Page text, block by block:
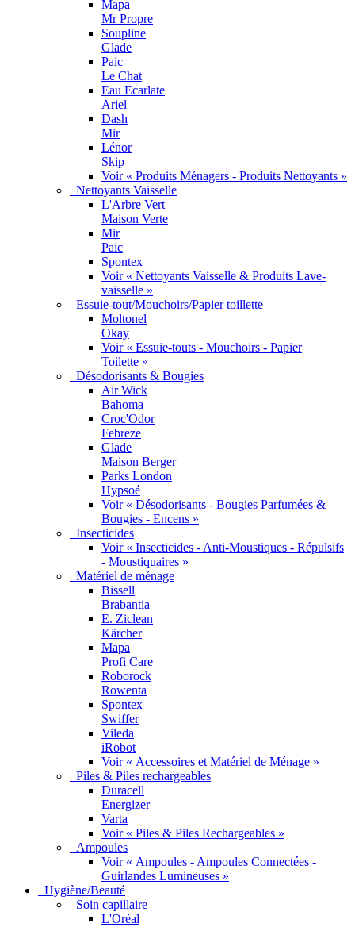
Mapa
Mr Propre
Soupline
Glade
Paic
Le Chat
Eau Ecarlate
Ariel
Dash
Mir
Lénor
Skip
Voir « Produits Ménagers - Produits Nettoyants »
Nettoyants Vaisselle
L'Arbre Vert
Maison Verte
Mir
Paic
Spontex
Voir « Nettoyants Vaisselle & Produits Lave-
vaisselle »
Essuie-tout/Mouchoirs/Papier toillette
Moltonel
Okay
Voir « Essuie-touts - Mouchoirs - Papier
Toilette »
Désodorisants & Bougies
Air Wick
Bahoma
Croc'Odor
Febreze
Glade
Maison Berger
Parks London
Hypsoé
Voir « Désodorisants - Bougies Parfumées &
Bougies - Encens »
Insecticides
Voir « Insecticides - Anti-Moustiques - Répulsifs
- Moustiquaires »
Matériel de ménage
Bissell
Brabantia
E. Ziclean
Kärcher
Mapa
Profi Care
Roborock
Rowenta
Spontex
Swiffer
Vileda
iRobot
Voir « Accessoires et Matériel de Ménage »
Piles & Piles rechargeables
Duracell
Energizer
Varta
Voir « Piles & Piles Rechargeables »
Ampoules
Voir « Ampoules - Ampoules Connectées -
Guirlandes Lumineuses »
Hygiène/Beauté
Soin capillaire
L'Oréal